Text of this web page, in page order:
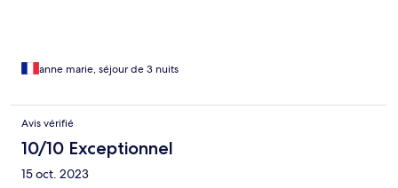
anne marie, séjour de 3 nuits
Avis vérifié
10/10 Exceptionnel
15 oct. 2023